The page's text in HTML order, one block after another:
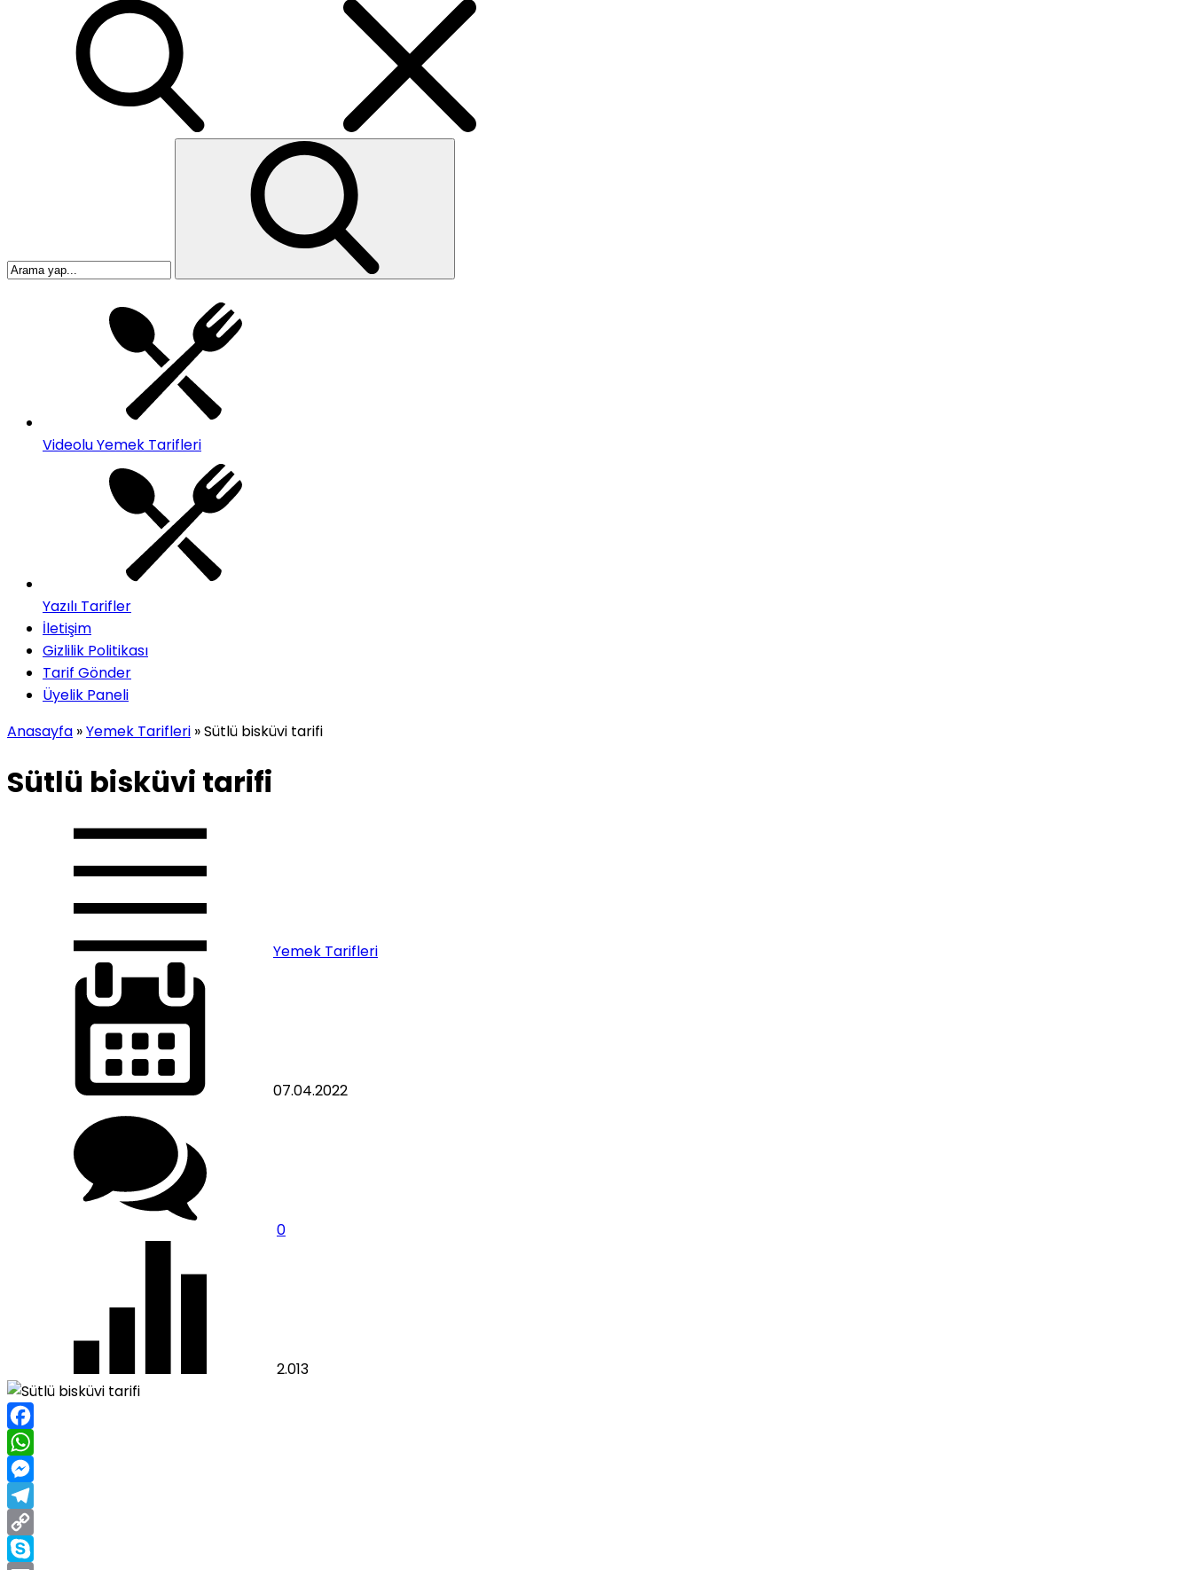
Videolu Yemek Tarifleri
Yazılı Tarifler
İletişim
Gizlilik Politikası
Tarif Gönder
Üyelik Paneli
Anasayfa »Yemek Tarifleri »Sütlü bisküvi tarifi
Sütlü bisküvi tarifi
Yemek Tarifleri
07.04.2022
0
2.013
Facebook
WhatsApp
Messenger
Telegram
Copy